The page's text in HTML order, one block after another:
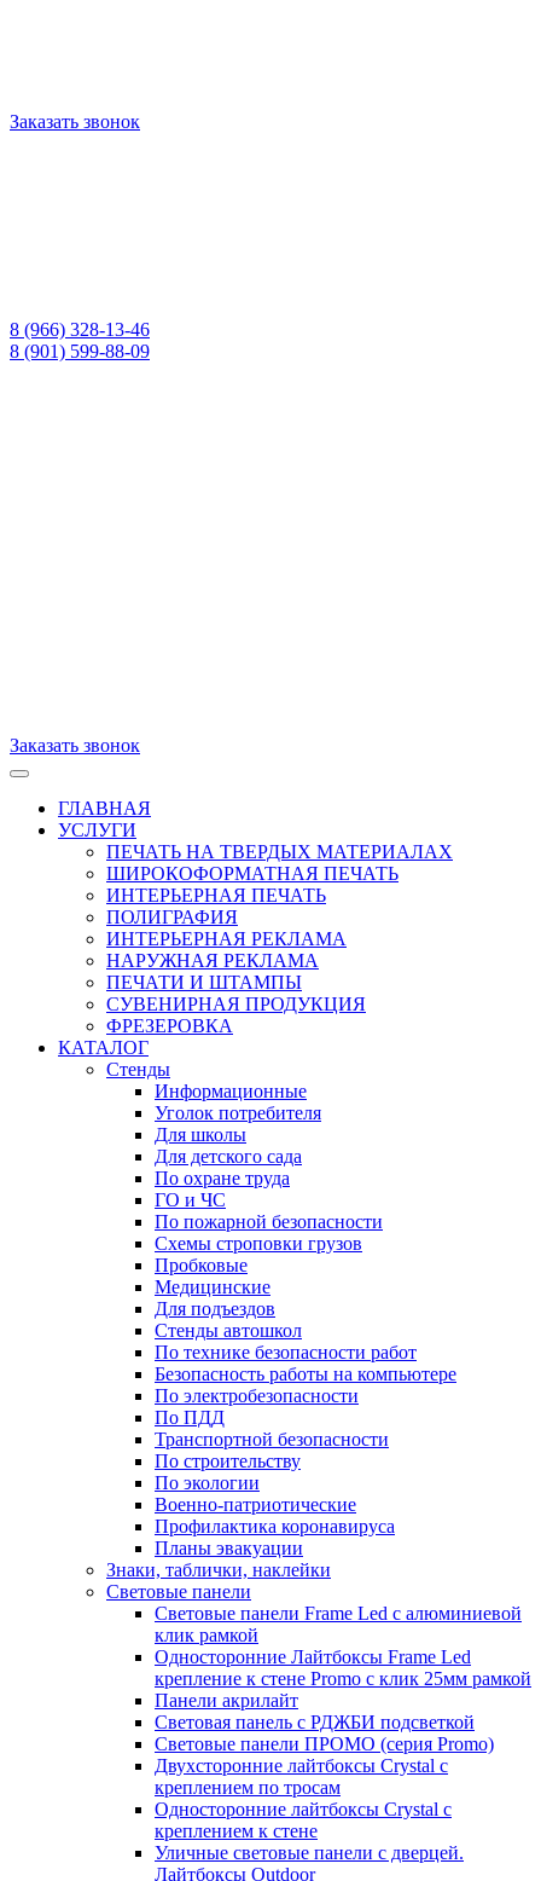
Заказать звонок
8 (966) 328-13-46
8 (901) 599-88-09
Заказать звонок
ГЛАВНАЯ
УСЛУГИ
ПЕЧАТЬ НА ТВЕРДЫХ МАТЕРИАЛАХ
ШИРОКОФОРМАТНАЯ ПЕЧАТЬ
ИНТЕРЬЕРНАЯ ПЕЧАТЬ
ПОЛИГРАФИЯ
ИНТЕРЬЕРНАЯ РЕКЛАМА
НАРУЖНАЯ РЕКЛАМА
ПЕЧАТИ И ШТАМПЫ
СУВЕНИРНАЯ ПРОДУКЦИЯ
ФРЕЗЕРОВКА
КАТАЛОГ
Стенды
Информационные
Уголок потребителя
Для школы
Для детского сада
По охране труда
ГО и ЧС
По пожарной безопасности
Схемы строповки грузов
Пробковые
Медицинские
Для подъездов
Стенды автошкол
По технике безопасности работ
Безопасность работы на компьютере
По электробезопасности
По ПДД
Транспортной безопасности
По строительству
По экологии
Военно-патриотические
Профилактика коронавируса
Планы эвакуации
Знаки, таблички, наклейки
Световые панели
Световые панели Frame Led с алюминиевой
клик рамкой
Односторонние Лайтбоксы Frame Led
крепление к стене Promo с клик 25мм рамкой
Панели акрилайт
Световая панель с РДЖБИ подсветкой
Световые панели ПРОМО (серия Promo)
Двухсторонние лайтбоксы Crystal с
креплением по тросам
Односторонние лайтбоксы Crystal с
креплением к стене
Уличные световые панели с дверцей.
Лайтбоксы Outdoor